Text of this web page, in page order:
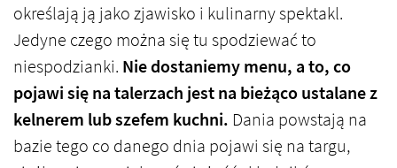
określają ją jako zjawisko i kulinarny spektakl.
Jedyne czego można się tu spodziewać to
niespodzianki. Nie dostaniemy menu, a to, co
pojawi się na talerzach jest na bieżąco ustalane z
kelnerem lub szefem kuchni. Dania powstają na
bazie tego co danego dnia pojawi się na targu,